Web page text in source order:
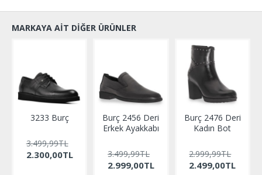
MARKAYA AIT DIĞER ÜRÜNLER
3233 Burç
2.300,00TL
3.499,99TL
Burç 2456 Deri
Erkek Ayakkabı
2.999,00TL
3.499,99TL
Burç 2476 Deri
Kadın Bot
2.499,00TL
2.999,99TL